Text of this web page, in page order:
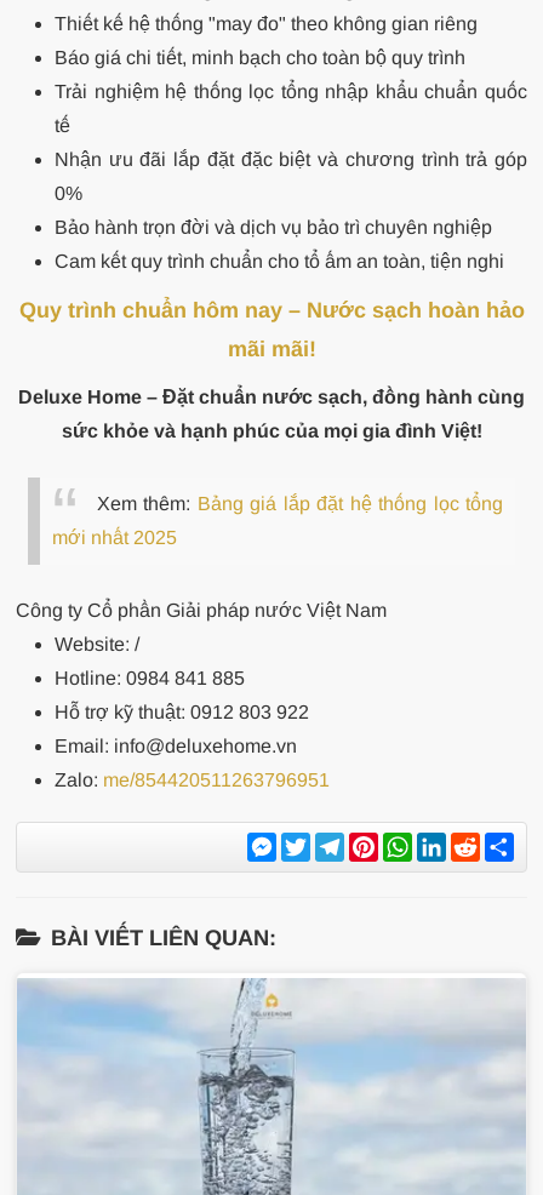
Thiết kế hệ thống "may đo" theo không gian riêng
Báo giá chi tiết, minh bạch cho toàn bộ quy trình
Trải nghiệm hệ thống lọc tổng nhập khẩu chuẩn quốc
tế
Nhận ưu đãi lắp đặt đặc biệt và chương trình trả góp
0%
Bảo hành trọn đời và dịch vụ bảo trì chuyên nghiệp
Cam kết quy trình chuẩn cho tổ ấm an toàn, tiện nghi
Quy trình chuẩn hôm nay – Nước sạch hoàn hảo
mãi mãi!
Deluxe Home – Đặt chuẩn nước sạch, đồng hành cùng
sức khỏe và hạnh phúc của mọi gia đình Việt!
Xem thêm: Bảng giá lắp đặt hệ thống lọc tổng
mới nhất 2025
Công ty Cổ phần Giải pháp nước Việt Nam
Website: /
Hotline: 0984 841 885
Hỗ trợ kỹ thuật: 0912 803 922
Email: info@deluxehome.vn
Zalo: me/854420511263796951
Messenger
TwitterTelegram
PinterestWhatsApp
LinkedIn
Reddit
BÀI VIẾT LIÊN QUAN: